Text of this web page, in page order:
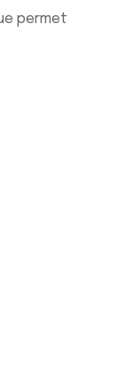
permet